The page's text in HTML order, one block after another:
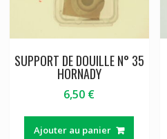
SUPPORT DE DOUILLE N° 35
HORNADY
6,50 €
Ajouter au panier